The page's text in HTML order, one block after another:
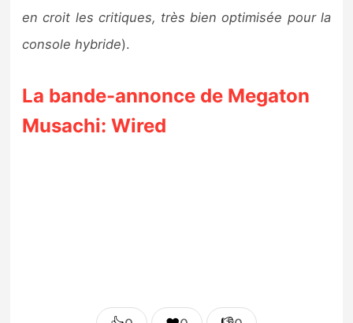
en croit les critiques, très bien optimisée pour la
console hybride).
La bande-annonce de Megaton
Musachi: Wired